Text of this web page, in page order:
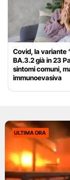
Covid, la variante
BA.3.2 già in 23
sintomi comuni,
immunoevasiva
ULTIMA ORA